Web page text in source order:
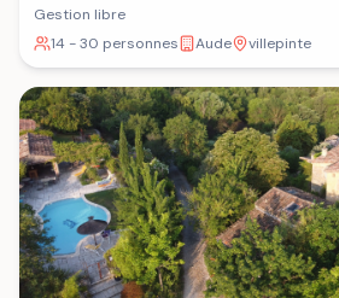
Gestion libre
14 - 30 personnes
Aude villepinte